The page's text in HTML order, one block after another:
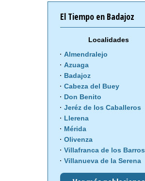
El Tiempo en Badajoz
Localidades
Almendralejo
Azuaga
Badajoz
Cabeza del Buey
Don Benito
Jeréz de los Caballeros
Llerena
Mérida
Olivenza
Villafranca de los Barros
Villanueva de la Serena